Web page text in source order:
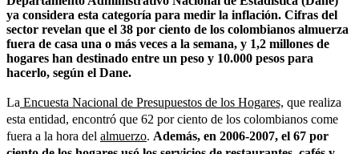
ya considera esta categoría para medir la inflación. Cifras del
sector revelan que el 38 por ciento de los colombianos almuerza
fuera de casa una o más veces a la semana, y 1,2 millones de
hogares han destinado entre un peso y 10.000 pesos para
hacerlo, según el Dane.
La Encuesta Nacional de Presupuestos de los Hogares, que realiza
esta entidad, encontró que 62 por ciento de los colombianos come
fuera a la hora del almuerzo. Además, en 2006-2007, el 67 por